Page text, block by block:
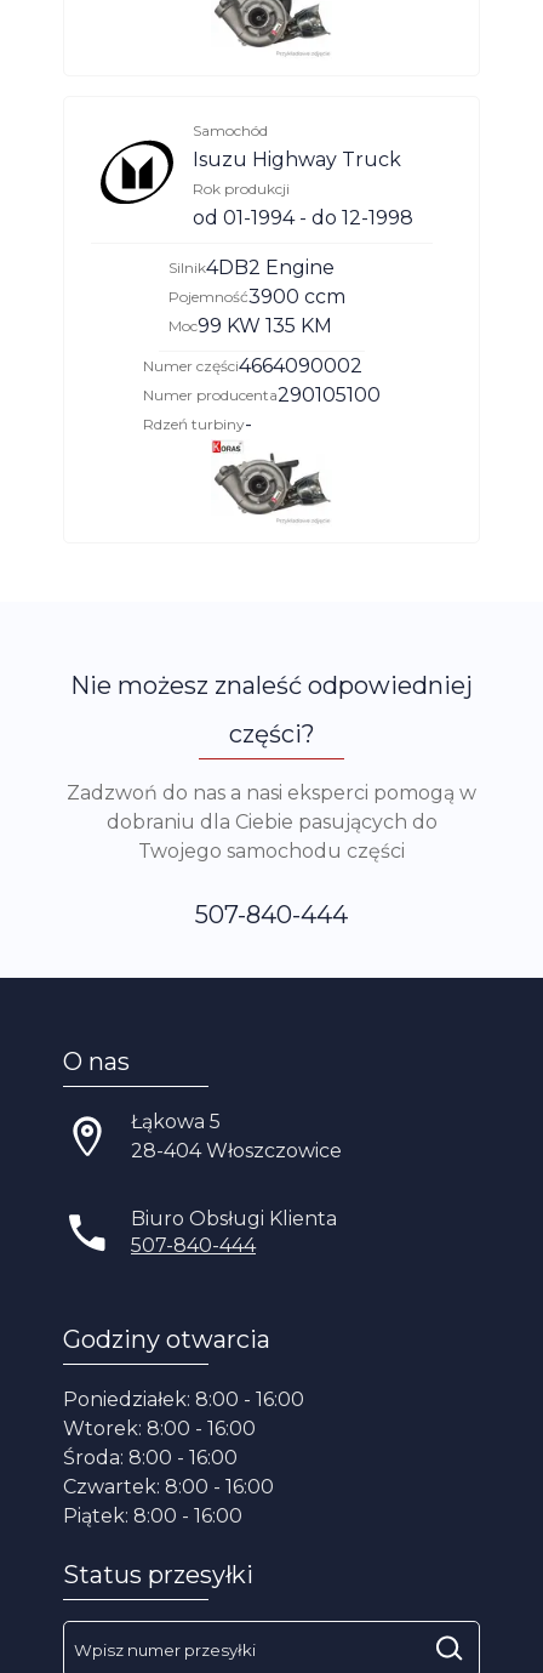
Samochód
Isuzu Highway Truck
Rok produkcji
od 01-1994 - do 12-1998
Silnik4DB2 Engine
Pojemność3900 ccm
Moc99 KW 135 KM
Numer części4664090002
Numer producenta290105100
Rdzeń turbiny-
Nie możesz znaleść odpowiedniej
części?
Zadzwoń do nas a nasi eksperci pomogą w
dobraniu dla Ciebie pasujących do
Twojego samochodu części
507-840-444
O nas
Łąkowa 5
28-404 Włoszczowice
Biuro Obsługi Klienta
507-840-444
Godziny otwarcia
Poniedziałek: 8:00 - 16:00
Wtorek: 8:00 - 16:00
Środa: 8:00 - 16:00
Czwartek: 8:00 - 16:00
Piątek: 8:00 - 16:00
Status przesyłki